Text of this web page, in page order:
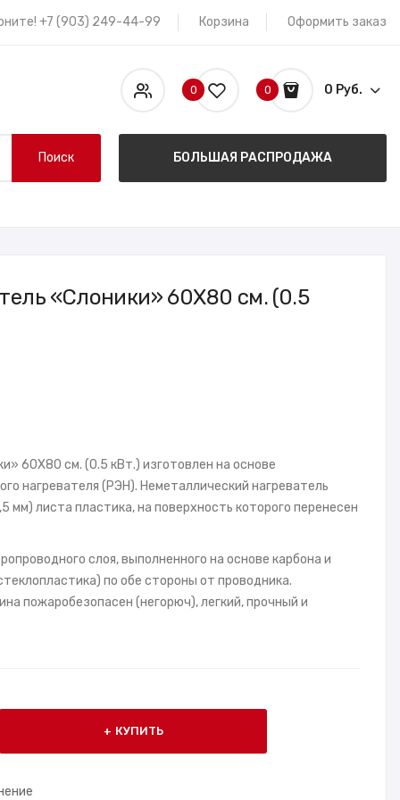
+7 (903) 249-44-99 Корзина Оформить заказ
0 0 0 Руб.
Поиск БОЛЬШАЯ РАСПРОДАЖА
«Слоники» 60X80 см. (0.5
60X80 см. (0.5 кВт.) изготовлен на основе
нагревателя (РЭН). Неметаллический нагреватель
мм) листа пластика, на поверхность которого перенесен
слоя, выполненного на основе карбона и
по обе стороны от проводника.
пожаробезопасен (негорюч), легкий, прочный и
КУПИТЬ